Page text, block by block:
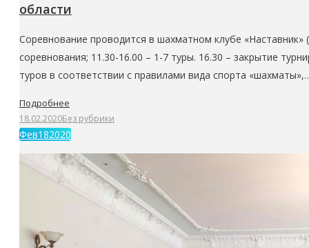
области
Соревнование проводится в шахматном клубе
соревнования; 11.30-16.00 – 1-7 туры. 16.30 – закрытие
туров в соответствии с правилами вида спорта
Подробнее
18.02.2020Без рубрики
Фев182020